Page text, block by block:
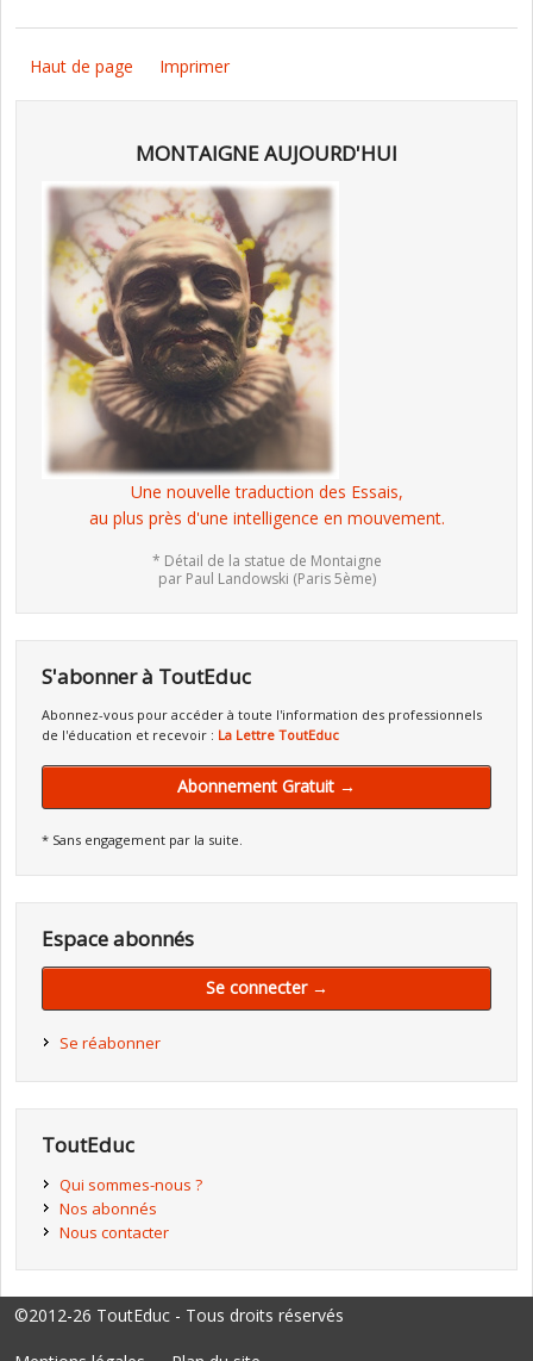
Haut de page Imprimer
MONTAIGNE AUJOURD'HUI
Une nouvelle traduction des Essais,
au plus près d'une intelligence en mouvement.
* Détail de la statue de Montaigne
par Paul Landowski (Paris 5ème)
S'abonner à ToutEduc
Abonnez-vous pour accéder à toute l'information des professionnels
de l'éducation et recevoir : La Lettre ToutEduc
Abonnement Gratuit →
* Sans engagement par la suite.
Espace abonnés
Se connecter →
Se réabonner
ToutEduc
Qui sommes-nous ?
Nos abonnés
Nous contacter
©2012-26 ToutEduc - Tous droits réservés